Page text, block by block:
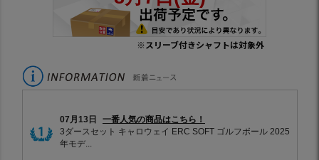
※スリーブ付きシャフトは対象外